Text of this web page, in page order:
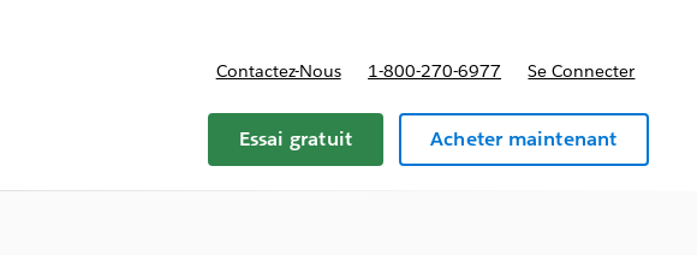
ressources
for Tarifs
Contactez-Nous 1-800-270-6977 Se Connecter
Essai gratuit Acheter maintenant